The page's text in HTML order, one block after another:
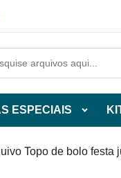
ESPECIAIS
de
Topo de bolo festa